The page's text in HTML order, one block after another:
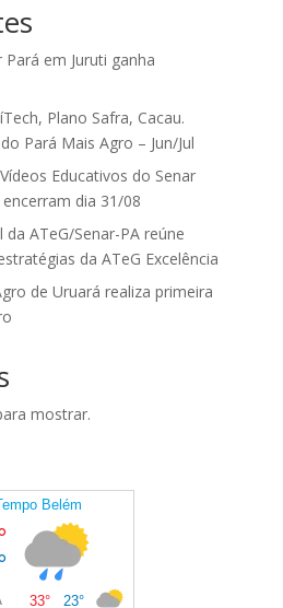
em Juruti ganha
Plano Safra, Cacau.
Pará Mais Agro – Jun/Jul
Educativos do Senar
dia 31/08
ATeG/Senar-PA reúne
da ATeG Excelência
de Uruará realiza primeira
mostrar.